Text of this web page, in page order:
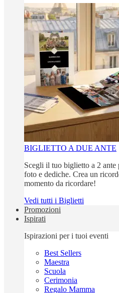
BIGLIETTO A DUE ANTE
Scegli il tuo biglietto a 2 ante
foto e dediche. Crea un
momento da ricordare!
Vedi tutti i Biglietti
Promozioni
Ispirati
Ispirazioni per i tuoi eventi
Best Sellers
Maestra
Scuola
Cerimonia
Regalo Mamma